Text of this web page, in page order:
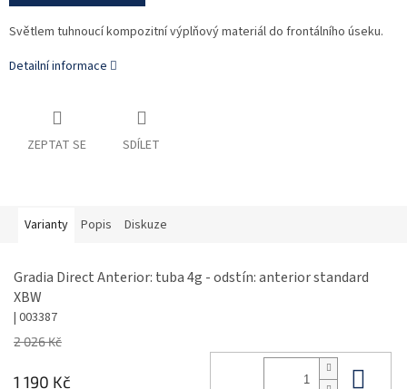
Světlem tuhnoucí kompozitní výplňový materiál do frontálního úseku.
Detailní informace
ZEPTAT SE SDÍLET
Varianty Popis Diskuze
Gradia Direct Anterior: tuba 4g - odstín: anterior standard
XBW
| 003387
2 026 Kč
1 190 Kč